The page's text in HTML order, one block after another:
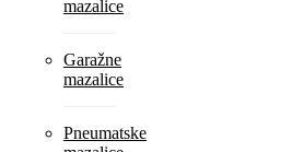
mazalice
Garažne
mazalice
Pneumatske